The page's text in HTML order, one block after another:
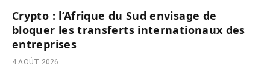
Crypto : l’Afrique du Sud envisage de
bloquer les transferts internationaux des
entreprises
4 AOÛT 2026